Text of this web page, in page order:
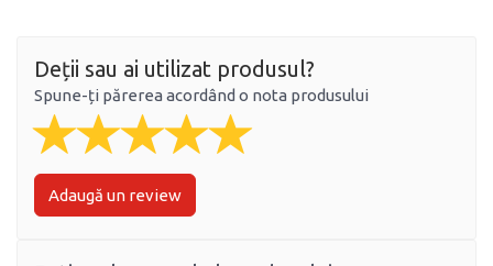
Deții sau ai utilizat produsul?
Spune-ți părerea acordând o nota produsului
Adaugă un review